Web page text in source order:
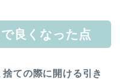
良くなった点
捨ての際に開ける引き